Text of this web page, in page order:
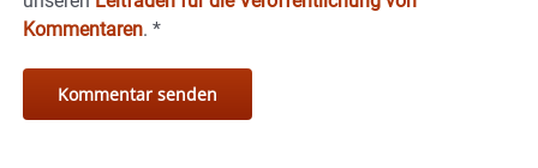
Kommentaren. *